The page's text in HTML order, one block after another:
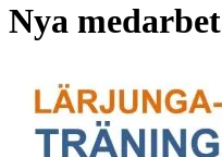
Nya